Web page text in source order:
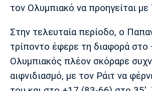
τον Ολυμπιακό να προηγείται
Στην τελευταία περίοδο, ο
τρίποντο έφερε τη διαφορά
Oλυμπιακός πλέον σκόραρε
αιφνιδιασμό, με τον Ράιτ να